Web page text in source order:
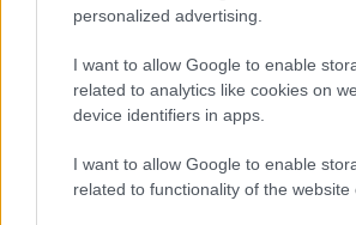
personalized advertising.
I want to allow Google to enable
related to analytics like cookies on
device identifiers in apps.
I want to allow Google to enable
related to functionality of the website